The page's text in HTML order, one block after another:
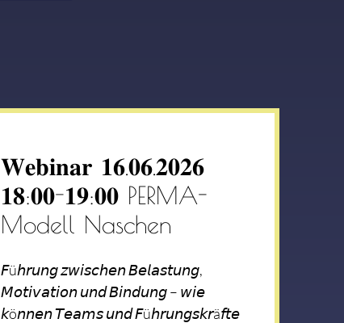
𝐖𝐞𝐛𝐢𝐧𝐚𝐫 𝟏𝟔.𝟎𝟔.𝟐𝟎𝟐𝟔
𝟏𝟖:𝟎𝟎-𝟏𝟗:𝟎𝟎 PERMA-
Modell Naschen
𝘍ü𝘩𝘳𝘶𝘯𝘨 𝘻𝘸𝘪𝘴𝘤𝘩𝘦𝘯 𝘉𝘦𝘭𝘢𝘴𝘵𝘶𝘯𝘨,
𝘔𝘰𝘵𝘪𝘷𝘢𝘵𝘪𝘰𝘯 𝘶𝘯𝘥 𝘉𝘪𝘯𝘥𝘶𝘯𝘨 – 𝘸𝘪𝘦
𝘬ö𝘯𝘯𝘦𝘯 𝘛𝘦𝘢𝘮𝘴 𝘶𝘯𝘥 𝘍ü𝘩𝘳𝘶𝘯𝘨𝘴𝘬𝘳ä𝘧𝘵𝘦